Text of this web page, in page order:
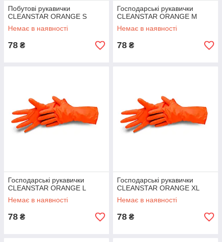
Побутові рукавички
CLEANSTAR ORANGE S
Немає в наявності
78 ₴
Господарські рукавички
CLEANSTAR ORANGE M
Немає в наявності
78 ₴
Господарські рукавички
CLEANSTAR ORANGE L
Немає в наявності
78 ₴
Господарські рукавички
CLEANSTAR ORANGE XL
Немає в наявності
78 ₴